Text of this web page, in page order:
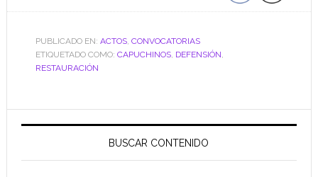
PUBLICADO EN: ACTOS, CONVOCATORIAS
ETIQUETADO COMO: CAPUCHINOS, DEFENSIÓN,
RESTAURACIÓN
Barra
BUSCAR CONTENIDO